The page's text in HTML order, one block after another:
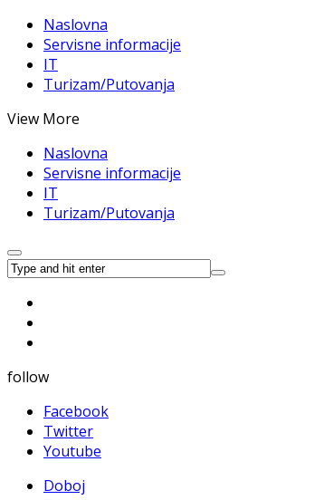
Naslovna
Servisne informacije
IT
Turizam/Putovanja
View More
Naslovna
Servisne informacije
IT
Turizam/Putovanja
follow
Facebook
Twitter
Youtube
Doboj